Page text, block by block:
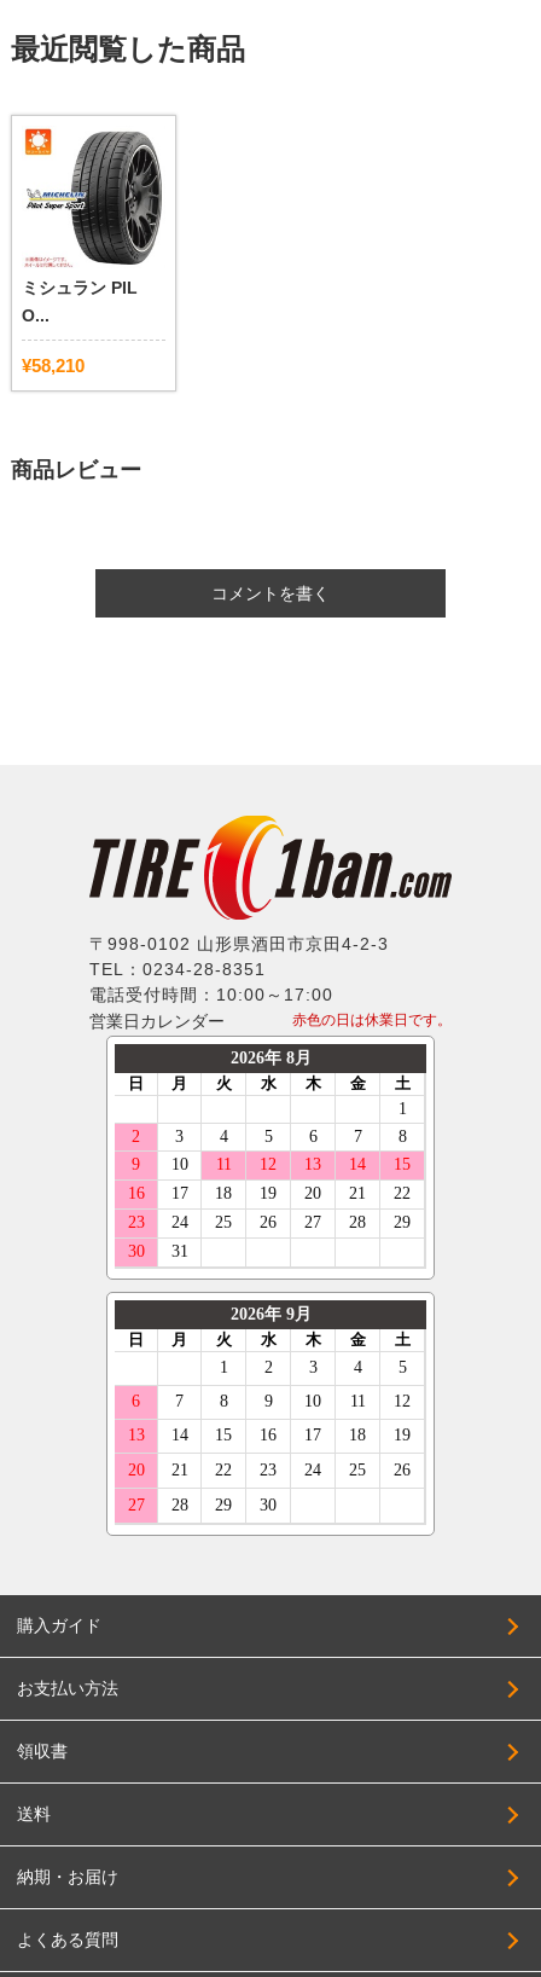
最近閲覧した商品
ミシュラン PIL
O...
¥58,210
商品レビュー
コメントを書く
〒998-0102 山形県酒田市京田4-2-3
TEL：0234-28-8351
電話受付時間：10:00～17:00
営業日カレンダー
赤色の日は休業日です。
購入ガイド
お支払い方法
領収書
送料
納期・お届け
よくある質問